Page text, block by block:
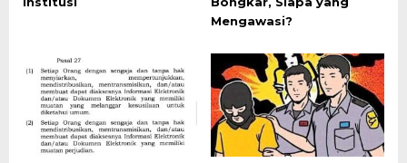
Mengawasi?